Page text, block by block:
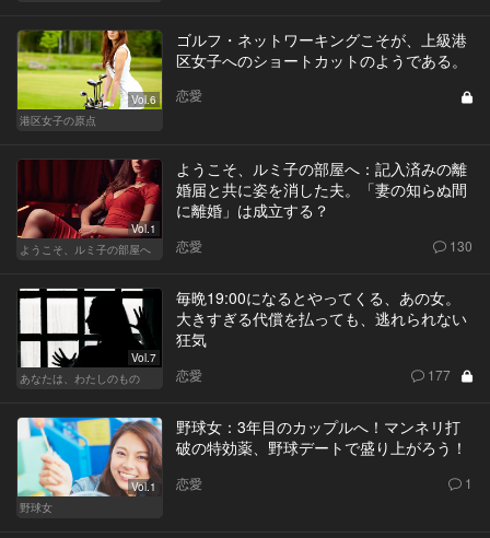
Vol.6
港区女子の原点
ゴルフ・ネットワーキングこそが、上級港
区女子へのショートカットのようである。
恋愛
Vol.1
ようこそ、ルミ子の部屋へ
ようこそ、ルミ子の部屋へ：記入済みの離
婚届と共に姿を消した夫。「妻の知らぬ間
に離婚」は成立する？
恋愛 130
Vol.7
あなたは、わたしのもの
毎晩19:00になるとやってくる、あの女。
大きすぎる代償を払っても、逃れられない
狂気
恋愛 177
Vol.1
野球女
野球女：3年目のカップルへ！マンネリ打
破の特効薬、野球デートで盛り上がろう！
恋愛 1